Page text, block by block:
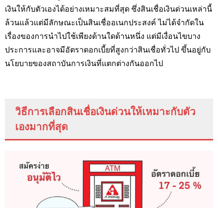
เงินให้กับตัวเองได้อย่างเหมาะสมที่สุด ซึ่งสินเชื่อเงินด่วนเหล่านี้
ล้วนแล้วแต่มีลักษณะเป็นสินเชื่ออเนกประสงค์ ไม่ได้จำกัดใน
เรื่องของการนำไปใช้เพียงด้านใดด้านหนึ่ง แต่มีเงื่อนไขบาง
ประการและอาจมีอัตราดอกเบี้ยที่สูงกว่าสินเชื่อทั่วไป ขึ้นอยู่กับ
นโยบายของสถาบันการเงินที่แตกต่างกันออกไป
วิธีการเลือกสินเชื่อเงินด่วนให้เหมาะกับตัว
เองมากที่สุด